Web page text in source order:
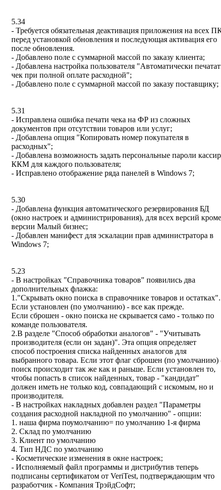
5.34
- Требуется обязательная деактивация приложения на всех
перед установкой обновления и последующая активация его
после обновления.
- Добавлено поле с суммарной массой по заказу клиента;
- Добавлена настройка пользователя "Автоматически
чек при полной оплате расходной";
- Добавлено поле с суммарной массой по заказу поставщику;
5.31
- Исправлена ошибка печати чека на ФР из сложных
документов при отсутствии товаров или услуг;
- Добавлена опция "Копировать номер покупателя в
расходных";
- Добавлена возможность задать персональные пароли
ККМ для каждого пользователя;
- Исправлено отображение ряда панелей в Windows 7;
5.30
- Добавлена функция автоматического резервирования БД
(окно настроек и администрирования), для всех версий кроме
версии Малый бизнес;
- Добавлен манифест для эскалации прав администратора в
Windows 7;
5.23
- В настройках "Справочника товаров" появились два
дополнительных флажка:
1."Скрывать окно поиска в справочнике товаров и остатках".
Если установлен (по умолчанию) - все как прежде.
Если сброшен - окно поиска не скрывается само - только по
команде пользователя.
2.В разделе "Способ обработки аналогов" - "Учитывать
производителя (если он задан)". Эта опция определяет
способ построения списка найденных аналогов для
выбранного товара. Если этот флаг сброшен (по умолчанию)
поиск происходит так же как и раньше. Если установлен то,
чтобы попасть в список найденных, товар - "кандидат"
должен иметь не только код, совпадающий с искомым, но и
производителя.
- В настройках накладных добавлен раздел "Параметры
создания расходной накладной по умолчанию" - опции:
1. наша фирма поумолчанию= по умолчанию 1-я фирма
2. Склад по умолчанию
3. Клиент по умолчанию
4. Тип НДС по умолчанию
- Косметические изменения в окне настроек;
- Исполняемый файл программы и дистрибутив теперь
подписаны сертификатом от VeriTest, подтверждающим что
разработчик - Компания ТрэйдСофт;